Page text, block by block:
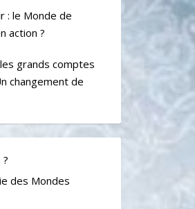
: le Monde de
action ?
grands comptes
changement de
des Mondes